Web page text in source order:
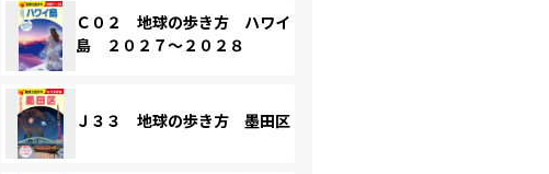
Ｃ０２ 地球の歩き方 ハワイ
島 ２０２７～２０２８
Ｊ３３ 地球の歩き方 墨田区